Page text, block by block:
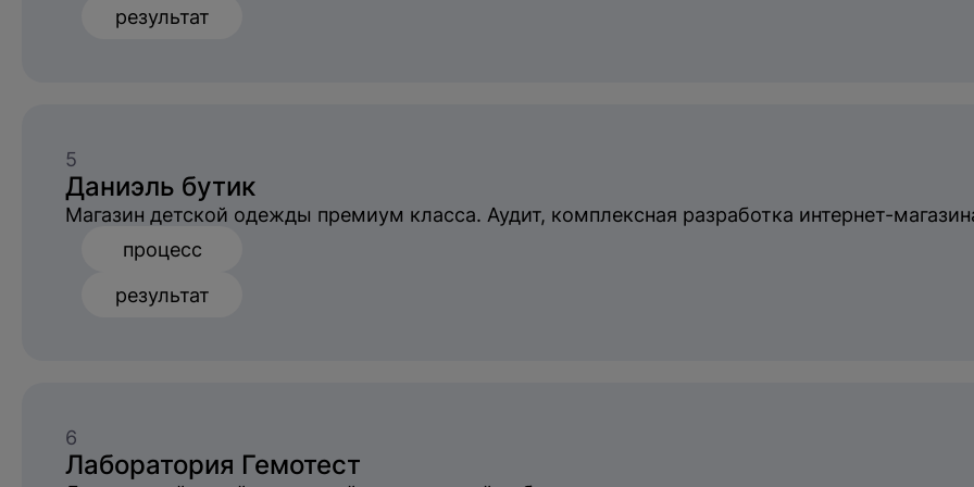
результат
5
Даниэль бутик
Магазин детской одежды премиум класса. Аудит, комплексная разработка интернет-
процесс
результат
6
Лаборатория Гемотест